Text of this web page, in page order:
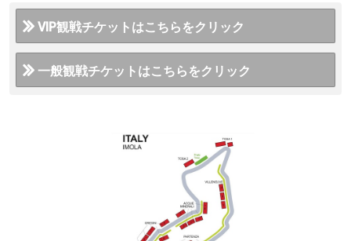
VIP観戦チケットはこちらをクリック
一般観戦チケットはこちらをクリック